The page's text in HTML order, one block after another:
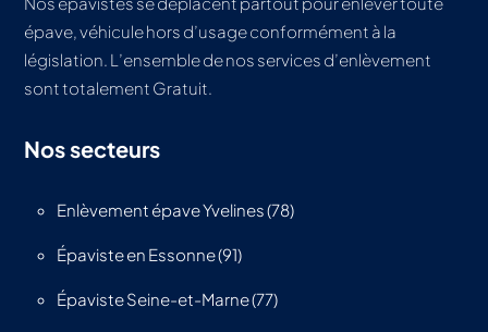
épave, véhicule hors d’usage conformément à la
législation. L’ensemble de nos services d’enlèvement
sont totalement Gratuit.
Nos secteurs
Enlèvement épave Yvelines (78)
Épaviste en Essonne (91)
Épaviste Seine-et-Marne (77)